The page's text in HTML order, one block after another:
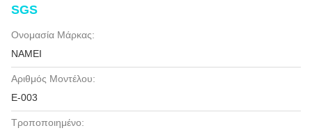
SGS
Ονομασία Μάρκας:
NAMEI
Αριθμός Μοντέλου:
Ε-003
Τροποποιημένο: